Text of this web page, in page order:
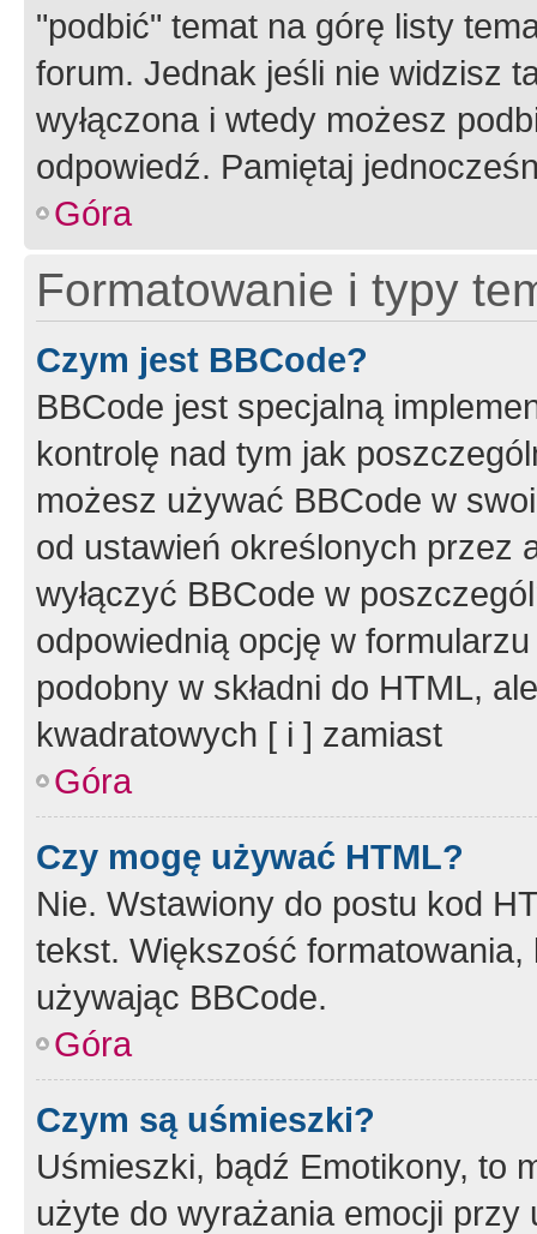
"podbić" temat na górę listy
forum. Jednak jeśli nie widzisz
wyłączona i wtedy możesz
odpowiedź. Pamiętaj
Góra
Formatowanie i typy
Czym jest BBCode?
BBCode jest specjalną
kontrolę nad tym jak
możesz używać BBCode w
od ustawień określonych przez
wyłączyć BBCode w
odpowiednią opcję w
podobny w składni do HTML,
kwadratowych [ i ] zamiast
Góra
Czy mogę używać HTML?
Nie. Wstawiony do postu kod
tekst. Większość
używając BBCode.
Góra
Czym są uśmieszki?
Uśmieszki, bądź Emotikony, to
użyte do wyrażania emocji